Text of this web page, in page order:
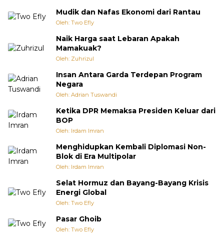
Mudik dan Nafas Ekonomi dari Rantau
Oleh: Two Efly
Naik Harga saat Lebaran Apakah
Mamakuak?
Oleh: Zuhrizul
Insan Antara Garda Terdepan Program
Negara
Oleh: Adrian Tuswandi
Ketika DPR Memaksa Presiden Keluar dari
BOP
Oleh: Irdam Imran
Menghidupkan Kembali Diplomasi Non-
Blok di Era Multipolar
Oleh: Irdam Imran
Selat Hormuz dan Bayang-Bayang Krisis
Energi Global
Oleh: Two Efly
Pasar Ghoib
Oleh: Two Efly